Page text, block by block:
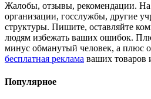
Жалобы, отзывы, рекомендации.
организации, госслужбы, другие
структуры. Пишите, оставляйте
людям избежать ваших ошибок.
минус обманутый человек, а плюс
бесплатная реклама ваших товаров
Популярное